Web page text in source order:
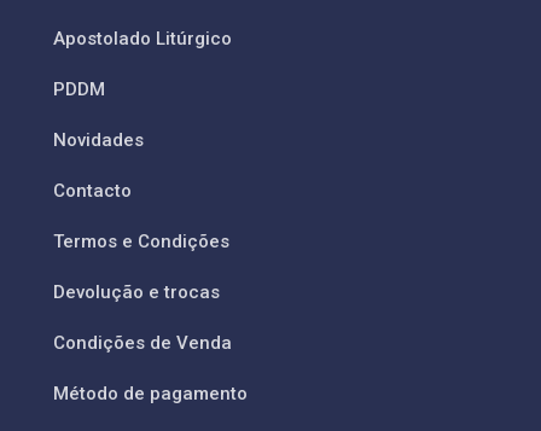
Apostolado Litúrgico
PDDM
Novidades
Contacto
Termos e Condições
Devolução e trocas
Condições de Venda
Método de pagamento